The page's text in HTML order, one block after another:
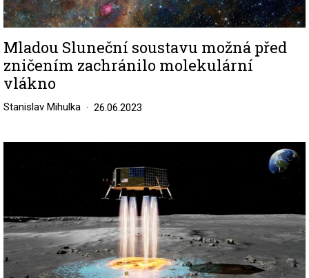
Mladou Sluneční soustavu možná před
zničením zachránilo molekulární
vlákno
Stanislav Mihulka 26.06.2023